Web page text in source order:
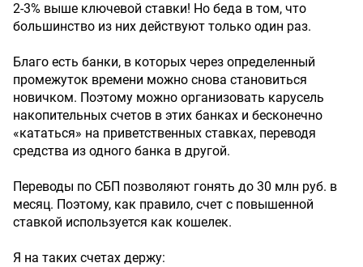
2-3% выше ключевой ставки! Но беда в том, что
большинство из них действуют только один раз.
Благо есть банки, в которых через определенный
промежуток времени можно снова становиться
новичком. Поэтому можно организовать карусель
накопительных счетов в этих банках и бесконечно
«кататься» на приветственных ставках, переводя
средства из одного банка в другой.
Переводы по СБП позволяют гонять до 30 млн руб. в
месяц. Поэтому, как правило, счет с повышенной
ставкой используется как кошелек.
Я на таких счетах держу: